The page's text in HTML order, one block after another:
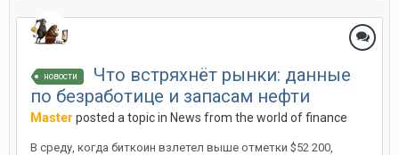
новости
Что встряхнёт рынки: данные
по безработице и запасам нефти
Master posted a topic in News from the world of finance
В среду, когда биткоин взлетел выше отметки $52 200,